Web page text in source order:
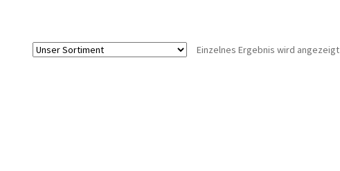
Einzelnes Ergebnis wird angezeigt